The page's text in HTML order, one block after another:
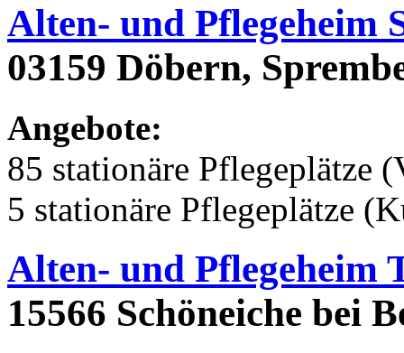
Alten- und Pflegeheim
03159 Döbern,
Angebote:
85 stationäre Pflegeplätze
5 stationäre Pflegeplätze
Alten- und Pflegeheim
15566 Schöneiche bei